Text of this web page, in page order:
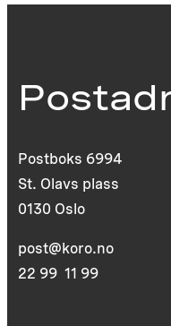
Postboks 6994
St. Olavs plass
0130 Oslo
post@koro.no
22 99 11 99